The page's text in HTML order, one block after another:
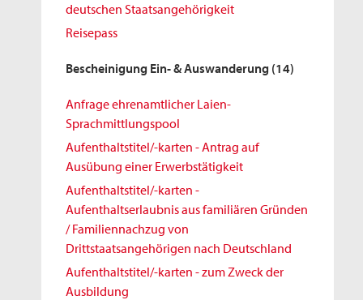
deutschen Staatsangehörigkeit
Reisepass
Bescheinigung Ein- & Auswanderung (14)
Anfrage ehrenamtlicher Laien-
Sprachmittlungspool
Aufenthaltstitel/-karten - Antrag auf
Ausübung einer Erwerbstätigkeit
Aufenthaltstitel/-karten -
Aufenthaltserlaubnis aus familiären Gründen
/ Familiennachzug von
Drittstaatsangehörigen nach Deutschland
Aufenthaltstitel/-karten - zum Zweck der
Ausbildung